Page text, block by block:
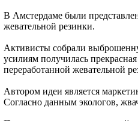
В Амстердаме были
жевательной резинки.
Активисты собрали
усилиям получилась
переработанной жевательной
Автором идеи является
Согласно данным экологов,